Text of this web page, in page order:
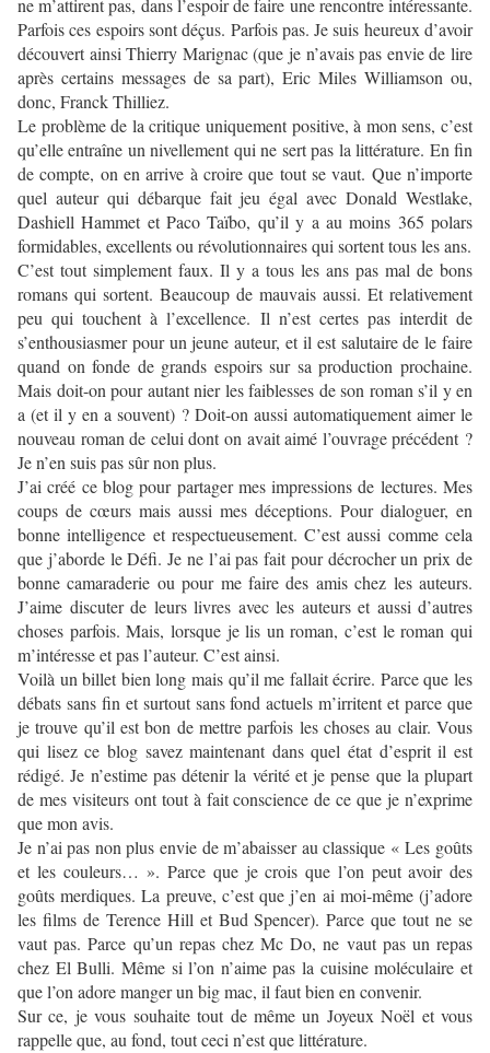
ne m’attirent pas, dans l’espoir de faire une rencontre intéressante.
Parfois ces espoirs sont déçus. Parfois pas. Je suis heureux d’avoir
découvert ainsi Thierry Marignac (que je n’avais pas envie de lire
après certains messages de sa part), Eric Miles Williamson ou,
donc, Franck Thilliez.
Le problème de la critique uniquement positive, à mon sens, c’est
qu’elle entraîne un nivellement qui ne sert pas la littérature. En fin
de compte, on en arrive à croire que tout se vaut. Que n’importe
quel auteur qui débarque fait jeu égal avec Donald Westlake,
Dashiell Hammet et Paco Taïbo, qu’il y a au moins 365 polars
formidables, excellents ou révolutionnaires qui sortent tous les ans.
C’est tout simplement faux. Il y a tous les ans pas mal de bons
romans qui sortent. Beaucoup de mauvais aussi. Et relativement
peu qui touchent à l’excellence. Il n’est certes pas interdit de
s’enthousiasmer pour un jeune auteur, et il est salutaire de le faire
quand on fonde de grands espoirs sur sa production prochaine.
Mais doit-on pour autant nier les faiblesses de son roman s’il y en
a (et il y en a souvent) ? Doit-on aussi automatiquement aimer le
nouveau roman de celui dont on avait aimé l’ouvrage précédent ?
Je n’en suis pas sûr non plus.
J’ai créé ce blog pour partager mes impressions de lectures. Mes
coups de cœurs mais aussi mes déceptions. Pour dialoguer, en
bonne intelligence et respectueusement. C’est aussi comme cela
que j’aborde le Défi. Je ne l’ai pas fait pour décrocher un prix de
bonne camaraderie ou pour me faire des amis chez les auteurs.
J’aime discuter de leurs livres avec les auteurs et aussi d’autres
choses parfois. Mais, lorsque je lis un roman, c’est le roman qui
m’intéresse et pas l’auteur. C’est ainsi.
Voilà un billet bien long mais qu’il me fallait écrire. Parce que les
débats sans fin et surtout sans fond actuels m’irritent et parce que
je trouve qu’il est bon de mettre parfois les choses au clair. Vous
qui lisez ce blog savez maintenant dans quel état d’esprit il est
rédigé. Je n’estime pas détenir la vérité et je pense que la plupart
de mes visiteurs ont tout à fait conscience de ce que je n’exprime
que mon avis.
Je n’ai pas non plus envie de m’abaisser au classique « Les goûts
et les couleurs… ». Parce que je crois que l’on peut avoir des
goûts merdiques. La preuve, c’est que j’en ai moi-même (j’adore
les films de Terence Hill et Bud Spencer). Parce que tout ne se
vaut pas. Parce qu’un repas chez Mc Do, ne vaut pas un repas
chez El Bulli. Même si l’on n’aime pas la cuisine moléculaire et
que l’on adore manger un big mac, il faut bien en convenir.
Sur ce, je vous souhaite tout de même un Joyeux Noël et vous
rappelle que, au fond, tout ceci n’est que littérature.